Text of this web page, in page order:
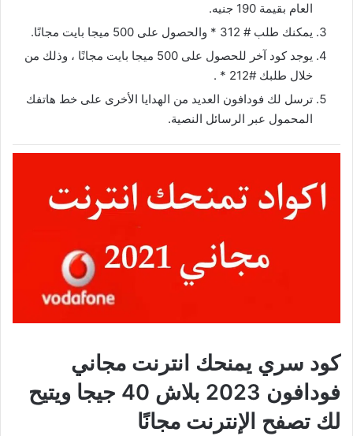
العام بقيمة 190 جنيه.
يمكنك طلب # 312 * والحصول على 500 ميجا بايت مجانًا.
يوجد كود آخر للحصول على 500 ميجا بايت مجانًا ، وذلك من
خلال طلبك #212 * .
ترسل لك فودافون العديد من الهدايا الأخرى على خط هاتفك
المحمول عبر الرسائل النصية.
كود سري يمنحك انترنت مجاني
فودافون 2023 بلاش 40 جيجا ويتيح
لك تصفح الإنترنت مجانًا